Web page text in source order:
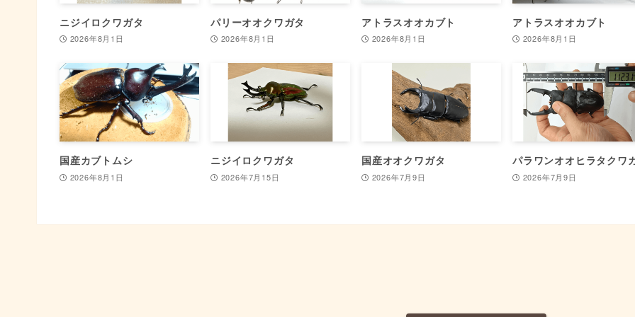
ニジイロクワガタ
2026年8月1日
パリーオオクワガタ
2026年8月1日
アトラスオオカブト
2026年8月1日
アトラスオオカブト
2026年8月1日
国産カブトムシ
2026年8月1日
ニジイロクワガタ
2026年7月15日
国産オオクワガタ
2026年7月9日
パラワンオオヒラタクワ
2026年7月9日